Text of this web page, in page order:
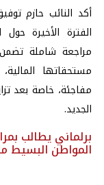
أكد النائب حازم
الفترة الأخيرة
مراجعة شاملة
مستحقاتها
مفاجئة، خاصة بعد
الجديد.
برلماني يطالب
المواطن البسيط